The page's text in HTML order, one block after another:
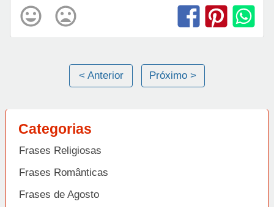
< Anterior Próximo >
Categorias
Frases Religiosas
Frases Românticas
Frases de Agosto